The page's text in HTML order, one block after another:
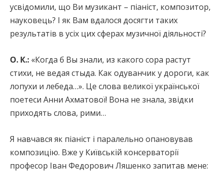
усвідомили, що Ви музикант – піаніст, композитор,
науковець? І як Вам вдалося досягти таких
результатів в усіх цих сферах музичної діяльності?
О. К.: «Когда б Вы знали, из какого сора растут
стихи, не ведая стыда. Как одуванчик у дороги, как
лопухи и лебеда…». Це слова великої української
поетеси Анни Ахматової! Вона не знала, звідки
приходять слова, рими…
Я навчався як піаніст і паралельно опановував
композицію. Вже у Київській консерваторії
професор Іван Федорович Ляшенко запитав мене: